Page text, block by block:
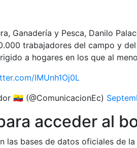
Ganadería y Pesca, Danilo
trabajadores del campo y
a hogares en los que al
IMUnh1Oj0L
🇪🇨 (@ComunicacionEc)
acceder al
las bases de datos oficiales de